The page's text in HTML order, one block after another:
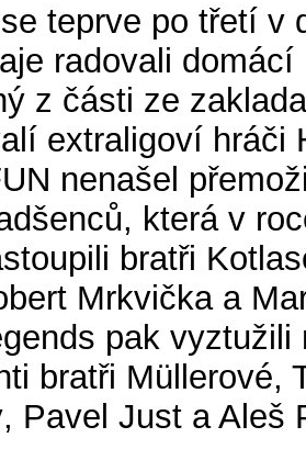
teprve po třetí v
radovali
z části ze
extraligoví hráči
nenašel
která v
bratři
Mrkvička a
pak vyztužili
bratři Müllerové,
Pavel Just a Aleš